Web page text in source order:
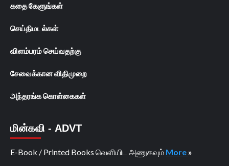
கதை கேளுங்கள்
செய்திமடல்கள்
விளம்பரம் செய்வதற்கு
சேவைக்கான விதிமுறை
அந்தரங்க கொள்கைகள்
மின்கவி - ADVT
E-Book / Printed Books வெளியிட அணுகவும் More »